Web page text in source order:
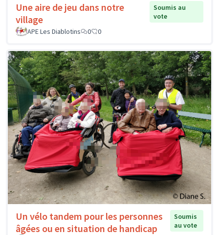
Une aire de jeu dans notre
village
Soumis au
vote
APE Les Diablotins
0 0
Un vélo tandem pour les personnes
âgées ou en situation de handicap
Soumis
au vote